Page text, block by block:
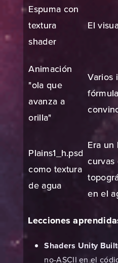
Espuma con
textura
shader
El
Animación
"ola que
avanza a
orilla"
Varios
Plains1_h.psd
como textura
de agua
Era un
curvas
en el
Lecciones
Shaders Unity
no-ASCII en el